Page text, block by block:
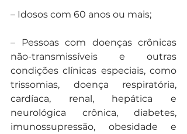
– Idosos com 60 anos ou mais;
– Pessoas com doenças crônicas
não-transmissíveis e outras
condições clínicas especiais, como
trissomias, doença respiratória,
cardíaca, renal, hepática e
neurológica crônica, diabetes,
imunossupressão, obesidade e